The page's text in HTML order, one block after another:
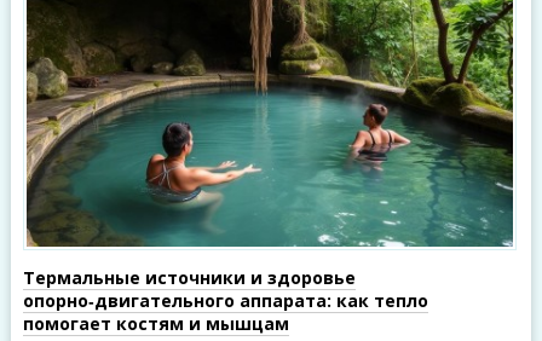
Термальные источники и здоровье
опорно‑двигательного аппарата: как тепло
помогает костям и мышцам